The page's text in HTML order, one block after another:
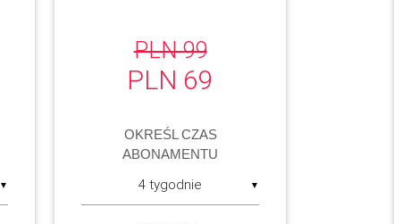
▼
PLN 99
PLN 69
OKREŚL CZAS
ABONAMENTU
▼